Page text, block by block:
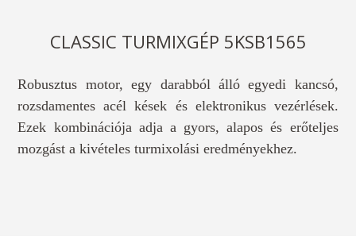
CLASSIC TURMIXGÉP 5KSB1565
Robusztus motor, egy darabból álló egyedi kancsó,
rozsdamentes acél kések és elektronikus vezérlések.
Ezek kombinációja adja a gyors, alapos és erőteljes
mozgást a kivételes turmixolási eredményekhez.